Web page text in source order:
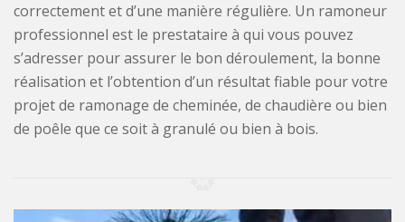
correctement et d’une manière régulière. Un ramoneur
professionnel est le prestataire à qui vous pouvez
s’adresser pour assurer le bon déroulement, la bonne
réalisation et l’obtention d’un résultat fiable pour votre
projet de ramonage de cheminée, de chaudière ou bien
de poêle que ce soit à granulé ou bien à bois.